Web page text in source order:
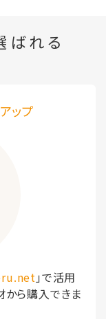
ばれる
ップ
」で活用
ら購入できま